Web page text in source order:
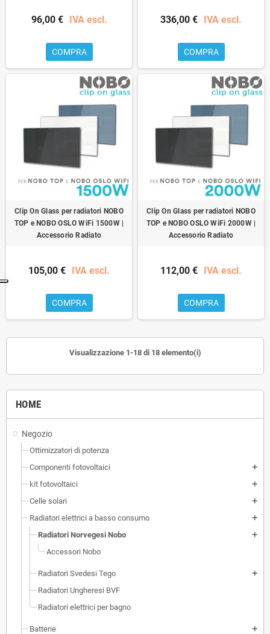
HOME
Negozio
Ottimizzatori di potenza
Componenti fotovoltaici
add
kit fotovoltaici add
Celle solari add
Radiatori elettrici a basso consumo add
Radiatori Norvegesi Nobo add
Accessori Nobo
Radiatori Svedesi Tego add
Radiatori Ungheresi BVF
Radiatori elettrici per bagno
Batterie add
96,00 € IVA escl.
COMPRA
336,00 € IVA escl.
COMPRA
Clip On Glass per radiatori NOBO
TOP e NOBO OSLO WiFi 1500W |
Accessorio Radiato
105,00 € IVA escl.
COMPRA
Clip On Glass per radiatori NOBO
TOP e NOBO OSLO WiFi 2000W |
Accessorio Radiato
112,00 € IVA escl.
COMPRA
Visualizzazione 1-18 di 18 elemento(i)